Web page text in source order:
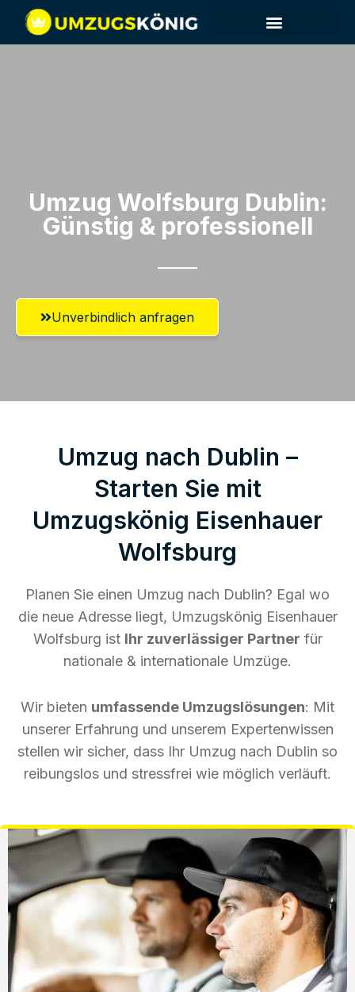
Umzug Wolfsburg​ Dublin:
Günstig & professionell​
Unverbindlich anfragen
Umzug nach Dublin –
Starten Sie mit
Umzugskönig Eisenhauer
Wolfsburg
Planen Sie einen Umzug nach Dublin? Egal wo
die neue Adresse liegt, Umzugskönig Eisenhauer
Wolfsburg ist Ihr zuverlässiger Partner für
nationale & internationale Umzüge.
Wir bieten umfassende Umzugslösungen: Mit
unserer Erfahrung und unserem Expertenwissen
stellen wir sicher, dass Ihr Umzug nach Dublin so
reibungslos und stressfrei wie möglich verläuft.